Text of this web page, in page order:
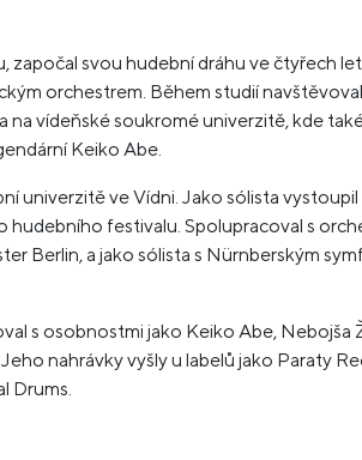
svou hudební dráhu ve čtyřech
orchestrem. Během studií
vídeňské soukromé univerzitě, kde
Keiko Abe.
ve Vídni. Jako sólista
festivalu. Spolupracoval s
Berlin, a jako sólista s Nürnberským
s osobnostmi jako Keiko Abe,
nahrávky vyšly u labelů jako Paraty
Drums.